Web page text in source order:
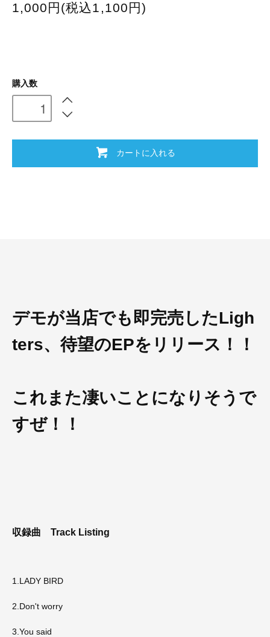
1,000円(税込1,100円)
購入数
カートに入れる
デモが当店でも即完売したLigh
ters、待望のEPをリリース！！
これまた凄いことになりそうで
すぜ！！
収録曲 Track Listing
1.LADY BIRD
2.Don't worry
3.You said